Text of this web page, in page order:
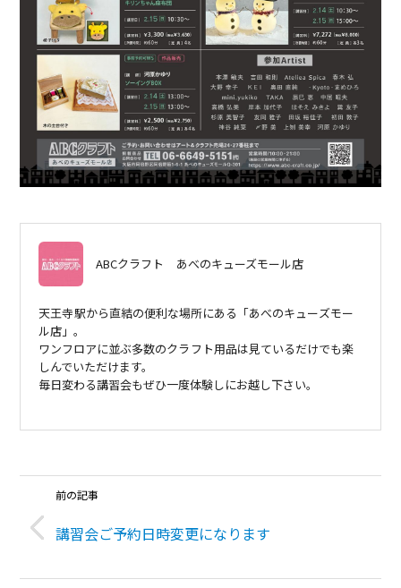
ABCクラフト あべのキューズモール店
天王寺駅から直結の便利な場所にある「あべのキューズモー
ル店」。
ワンフロアに並ぶ多数のクラフト用品は見ているだけでも楽
しんでいただけます。
毎日変わる講習会もぜひ一度体験しにお越し下さい。
前の記事
講習会ご予約日時変更になります